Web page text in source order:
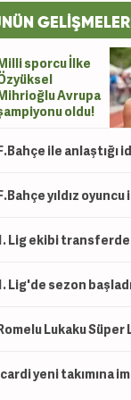
GELİŞMELERİ
sporcu İlke
Avrupa
oldu!